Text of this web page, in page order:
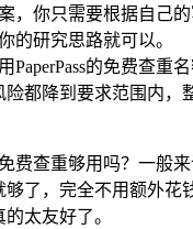
，你只需要根据自己的
的研究思路就可以。
PaperPass的免费查重
险都降到要求范围内，
费查重够用吗？一般
了，完全不用额外花
太友好了。